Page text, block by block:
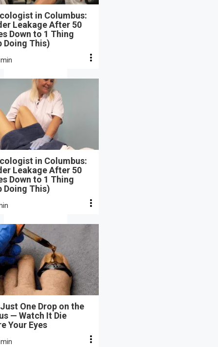
in Columbus:
Leakage After 50
Down to 1 Thing
Doing This)
in Columbus:
Leakage After 50
Down to 1 Thing
Doing This)
One Drop on the
— Watch It Die
Your Eyes